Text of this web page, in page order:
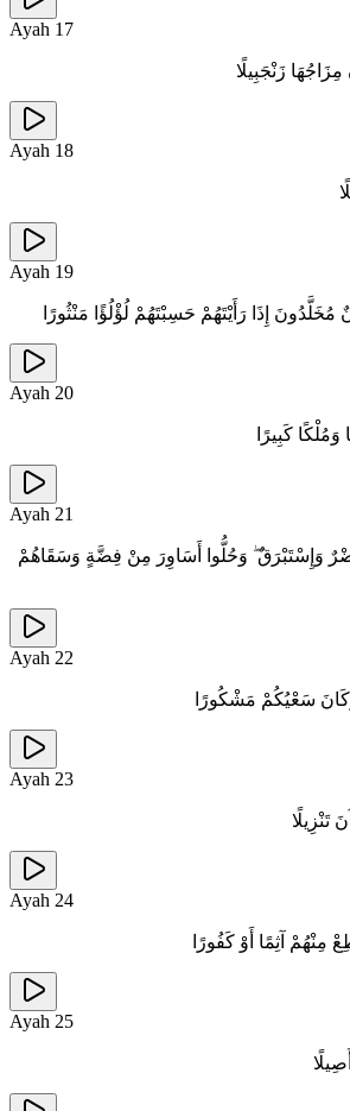
Ayah 17
زَنْجَبِيلًا
Ayah 18
Ayah 19
إِذَا رَأَيْتَهُمْ حَسِبْتَهُمْ لُؤْلُؤًا مَنْثُورًا
Ayah 20
كَبِيرًا
Ayah 21
وَإِسْتَبْرَقٌ ۖ وَحُلُّوا أَسَاوِرَ مِنْ فِضَّةٍ وَسَقَاهُمْ
Ayah 22
سَعْيُكُمْ مَشْكُورًا
Ayah 23
تَنْزِيلًا
Ayah 24
مِنْهُمْ آثِمًا أَوْ كَفُورًا
Ayah 25